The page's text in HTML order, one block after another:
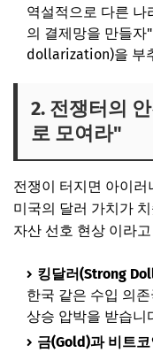
역설적으로 다른 나
의 결제망을 만들자
dollarization)을 부
2. 전쟁터의
로 모여라"
전쟁이 터지면 아이
미국의 달러 가치가
자산 선호 현상 이라
킹달러(Strong
한국 같은 수입 의
상승 압박을 받습니
금(Gold)과 비트